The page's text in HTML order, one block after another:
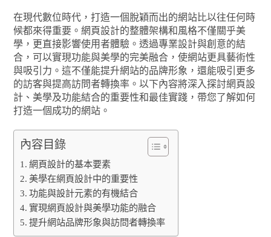
在現代數位時代，打造一個脫穎而出的網站比以往任何時
候都來得重要。網頁設計的整體架構和風格不僅關乎美
學，更直接影響使用者體驗。透過專業設計與創意的結
合，可以實現功能與美學的完美融合，使網站更具藝術性
與吸引力。這不僅能提升網站的品牌形象，還能吸引更多
的訪客與提高訪問者轉換率。以下內容將深入探討網頁設
計、美學及功能結合的重要性和最佳實踐，帶您了解如何
打造一個成功的網站。
內容目錄
網頁設計的基本要素
美學在網頁設計中的重要性
功能與設計元素的有機結合
實現網頁設計與美學功能的融合
提升網站品牌形象與訪問者轉換率